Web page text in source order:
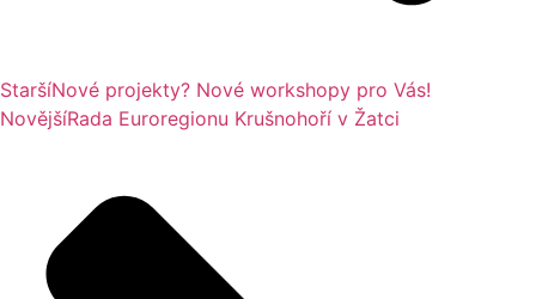
StaršíNové projekty? Nové workshopy pro Vás!
NovějšíRada Euroregionu Krušnohoří v Žatci